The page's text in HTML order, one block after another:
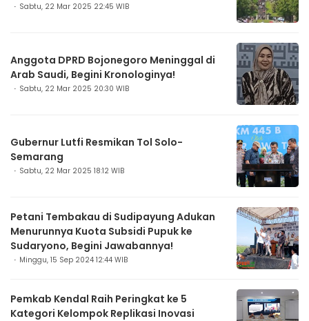
Sabtu, 22 Mar 2025 22:45 WIB
Anggota DPRD Bojonegoro Meninggal di
Arab Saudi, Begini Kronologinya!
Sabtu, 22 Mar 2025 20:30 WIB
Gubernur Lutfi Resmikan Tol Solo-
Semarang
Sabtu, 22 Mar 2025 18:12 WIB
Petani Tembakau di Sudipayung Adukan
Menurunnya Kuota Subsidi Pupuk ke
Sudaryono, Begini Jawabannya!
Minggu, 15 Sep 2024 12:44 WIB
Pemkab Kendal Raih Peringkat ke 5
Kategori Kelompok Replikasi Inovasi